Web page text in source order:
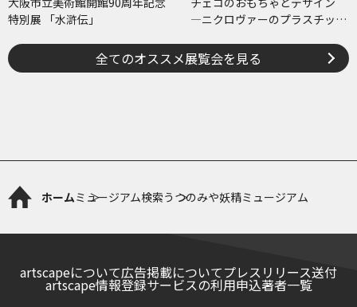
特別展 「水滸伝」
―ニクロヴァーのプラスチッ
まで―
全てのオススメ展覧会を見る
ホームミュージアム検索うつのみや妖精ミュージアム
artscapeについて広告掲載についてプレスリリース送付
artscape情報登録サービスの利用申込著者一覧